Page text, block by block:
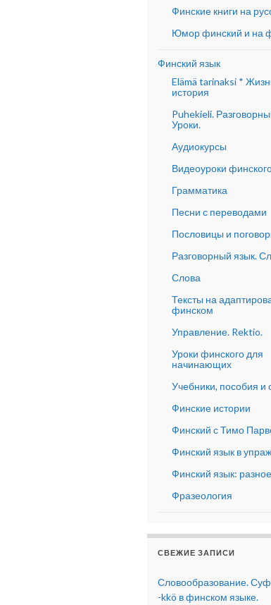
Финские книги на
Юмор финский и на
Финский язык
Elämä tarinaksi *
история
Puhekieli.
Уроки.
Аудиокурсы
Видеоуроки
Грамматика
Песни с переводами
Пословицы и
Разговорный язык.
Слова
Тексты на
финском
Управление. Rektio.
Уроки финского для
начинающих
Учебники, пособия и
Финские истории
Финский с Тимо
Финский язык в
Финский язык: разное
Фразеология
СВЕЖИЕ ЗАПИСИ
Словообразование.
-kkö в финском языке.